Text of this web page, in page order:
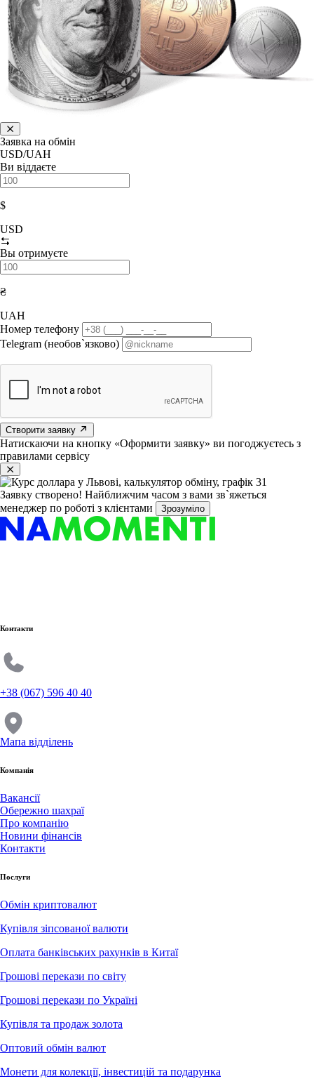
Заявка на обмін
USD/UAH
Ви віддаєте
$
USD
Вы отримуєте
₴
UAH
Номер телефону
Telegram (необов`язково)
Створити заявку
Натискаючи на кнопку «Оформити заявку» ви погоджуєтесь з
правилами сервісу
Заявку створено! Найближчим часом з вами зв`яжеться
менеджер по роботі з клієнтами
Зрозуміло
Контакти
+38 (067) 596 40 40
Мапа відділень
Компанія
Вакансії
Обережно шахраї
Про компанію
Новини фінансів
Контакти
Послуги
Обмін криптовалют
Купівля зіпсованої валюти
Оплата банківських рахунків в Китаї
Грошові перекази по світу
Грошові перекази по Україні
Купівля та продаж золота
Оптовий обмін валют
Монети для колекції, інвестицій та подарунка